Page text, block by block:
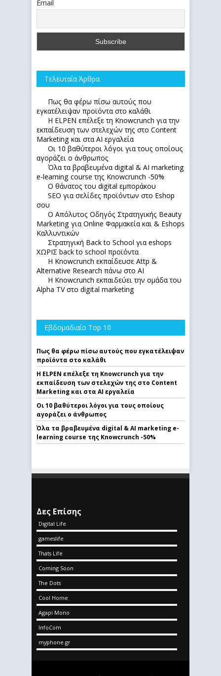
Email
Τελευταία Άρθρα
Πως θα φέρω πίσω αυτούς που
εγκατέλειψαν προϊόντα στο καλάθι
Η ELPEN επέλεξε τη Knowcrunch για την
εκπαίδευση των στελεχών της στο Content
Marketing και στα AI εργαλεία
Οι 10 βαθύτεροι λόγοι για τους οποίους
αγοράζει ο άνθρωπος
Όλα τα βραβευμένα digital & AI marketing
e-learning course της Knowcrunch -50%
Ο θάνατος του digital εμποράκου
SEO για σελίδες προϊόντων στο Eshop
σου
Ο Απόλυτoς Οδηγός Στρατηγικής Beauty
Marketing για Online Φαρμακεία και & Eshops
Καλλυντικών
Στρατηγική Back to School για eshops
ΧΩΡΙΣ back to school προϊόντα
Η Knowcrunch εκπαίδευσε Attp &
Alternative Research πάνω στο ΑΙ
Η Knowcrunch εκπαιδεύει την ομάδα του
Alpha TV στο digital marketing
Εβδομαδιαίο Top 10
Πως θα φέρω πίσω αυτούς που εγκατέλειψαν
προϊόντα στο καλάθι
Η ELPEN επέλεξε τη Knowcrunch για την
εκπαίδευση των στελεχών της στο Content
Marketing και στα AI εργαλεία
Οι 10 βαθύτεροι λόγοι για τους οποίους
αγοράζει ο άνθρωπος
Όλα τα βραβευμένα digital & AI marketing e-
learning course της Knowcrunch -50%
Δες Επίσης
Digital Life
gameslife
Thats Life
Coming Soon
The Dots
Cool Home
Agapi Mono
InfoCom
myphone.gr